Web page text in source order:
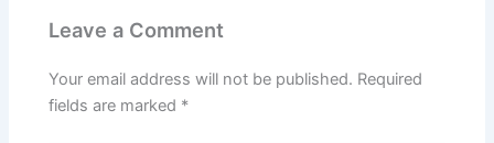
Leave a Comment
Your email address will not be published. Required
fields are marked *